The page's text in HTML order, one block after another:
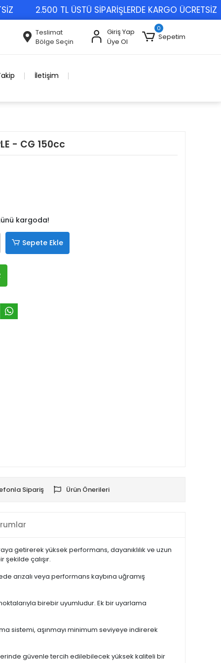
2.500 TL ÜSTÜ SİPARİŞLERDE KARGO ÜCRETSİZ
Teslimat
Bölge Seçin
Giriş Yap
Üye Ol
0
Sepetim
İletişim
- CG 150cc
kargoda!
Sepete Ekle
Sipariş Ürün Önerileri
getirerek yüksek performans, dayanıklılık ve uzun
çalışır.
arızalı veya performans kaybına uğramış
birebir uyumludur. Ek bir uyarlama
sistemi, aşınmayı minimum seviyeye indirerek
güvenle tercih edilebilecek yüksek kaliteli bir